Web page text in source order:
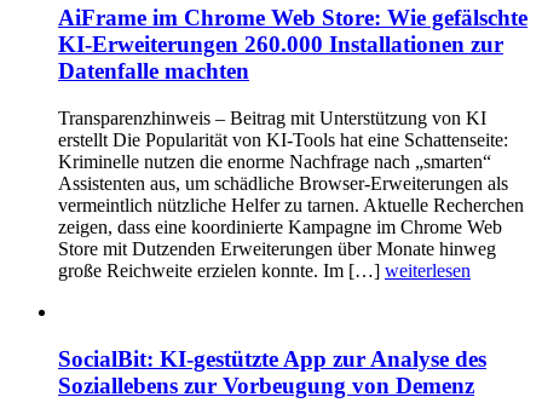
AiFrame im Chrome Web Store: Wie gefälschte
KI-Erweiterungen 260.000 Installationen zur
Datenfalle machten
Transparenzhinweis – Beitrag mit Unterstützung von KI
erstellt Die Popularität von KI-Tools hat eine Schattenseite:
Kriminelle nutzen die enorme Nachfrage nach „smarten“
Assistenten aus, um schädliche Browser-Erweiterungen als
vermeintlich nützliche Helfer zu tarnen. Aktuelle Recherchen
zeigen, dass eine koordinierte Kampagne im Chrome Web
Store mit Dutzenden Erweiterungen über Monate hinweg
große Reichweite erzielen konnte. Im […] weiterlesen
SocialBit: KI-gestützte App zur Analyse des
Soziallebens zur Vorbeugung von Demenz